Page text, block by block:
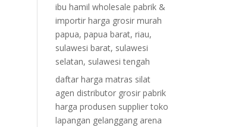
ibu hamil wholesale pabrik &
importir harga grosir murah
papua, papua barat, riau,
sulawesi barat, sulawesi
selatan, sulawesi tengah
daftar harga matras silat
agen distributor grosir pabrik
harga produsen supplier toko
lapangan gelanggang arena